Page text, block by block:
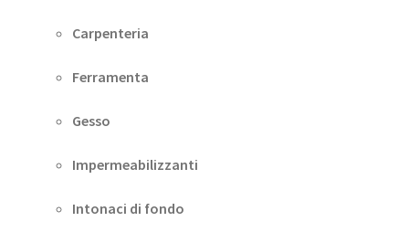
Carpenteria
Ferramenta
Gesso
Impermeabilizzanti
Intonaci di fondo